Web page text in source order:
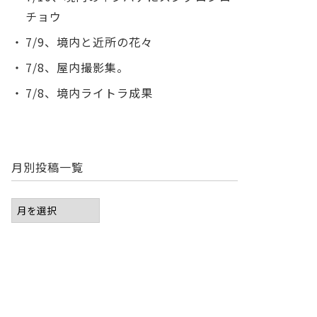
チョウ
7/9、境内と近所の花々
7/8、屋内撮影集。
7/8、境内ライトラ成果
月別投稿一覧